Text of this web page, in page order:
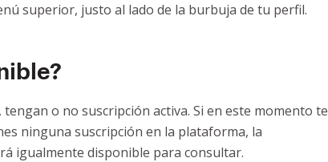
superior, justo al lado de la burbuja de tu perfil.
o no suscripción activa. Si en este momento te
ninguna suscripción en la plataforma, la
igualmente disponible para consultar.